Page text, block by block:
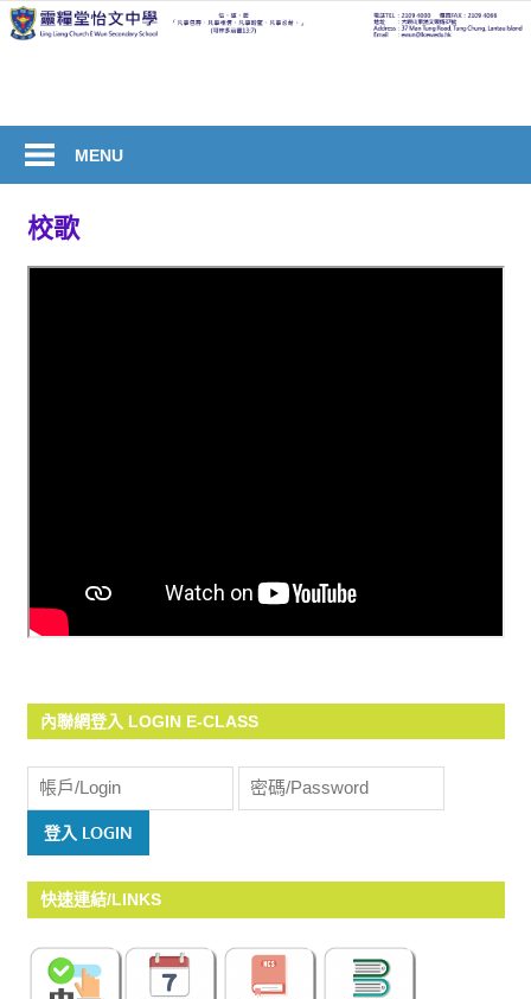
Skip
Ling
Liang
Church
Wun
MENU
校歌
內聯網登入 LOGIN E-CLASS
快速連結/LINKS